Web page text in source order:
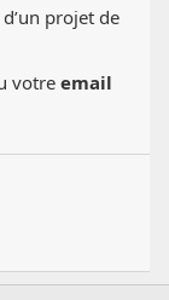
projet de
votreemail